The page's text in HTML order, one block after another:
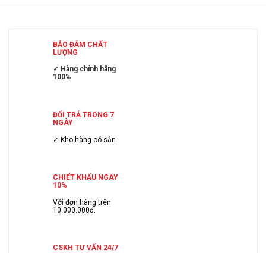
BẢO ĐẢM CHẤT
LƯỢNG
✓ Hàng chính hãng
100%
ĐỔI TRẢ TRONG 7
NGÀY
✓ Kho hàng có sẳn
CHIẾT KHẤU NGAY
10%
Với đơn hàng trên
10.000.000đ.
CSKH TƯ VẤN 24/7